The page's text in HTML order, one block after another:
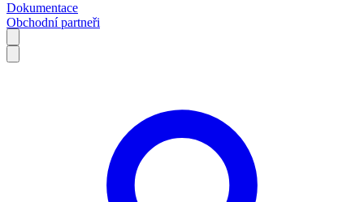
Dokumentace
Obchodní partneři